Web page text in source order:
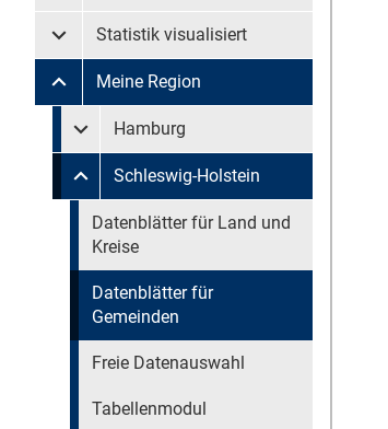
Untermenü Statistik visualisiert
Statistik visualisiert
Untermenü Meine Region
Meine Region
Untermenü überspringen
Untermenü Meine Region Hamburg
Hamburg
Untermenü Meine Region Schleswig-
Schleswig-Holstein
Untermenü überspringen
Datenblätter für Land und
Kreise
Datenblätter für
Gemeinden
Freie Datenauswahl
Tabellenmodul